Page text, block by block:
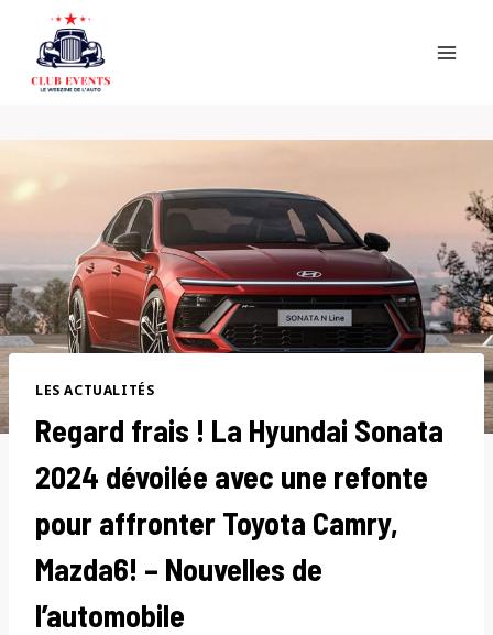
content
LES ACTUALITÉS
Regard frais ! La Hyundai Sonata
2024 dévoilée avec une refonte
pour affronter Toyota Camry,
Mazda6! – Nouvelles de
l’automobile